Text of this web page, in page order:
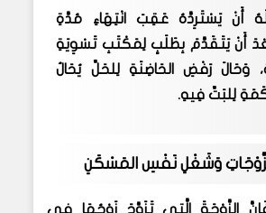
أَنْ يَسْتَرِدَّهُ عَقِبَ انْتِهَاءِ مُدَّةِ
أَنْ يَتَقَدَّمَ بِطَلَبٍ لِمَكْتَبِ تَسْوِيَةِ
وَحَالَ رَفْضِ الحَاضِنَةِ لِلحَلِّ يُحَالُ
لِلبَتِّ فِيهِ.
وَشَغْلِ نَفْسِ المَسْكَنِ
الزَّوْجَةَ الَّتِي تَزَوَّجَ زَوْجُهَا فِي